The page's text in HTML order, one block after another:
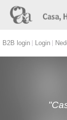
B2B login Login